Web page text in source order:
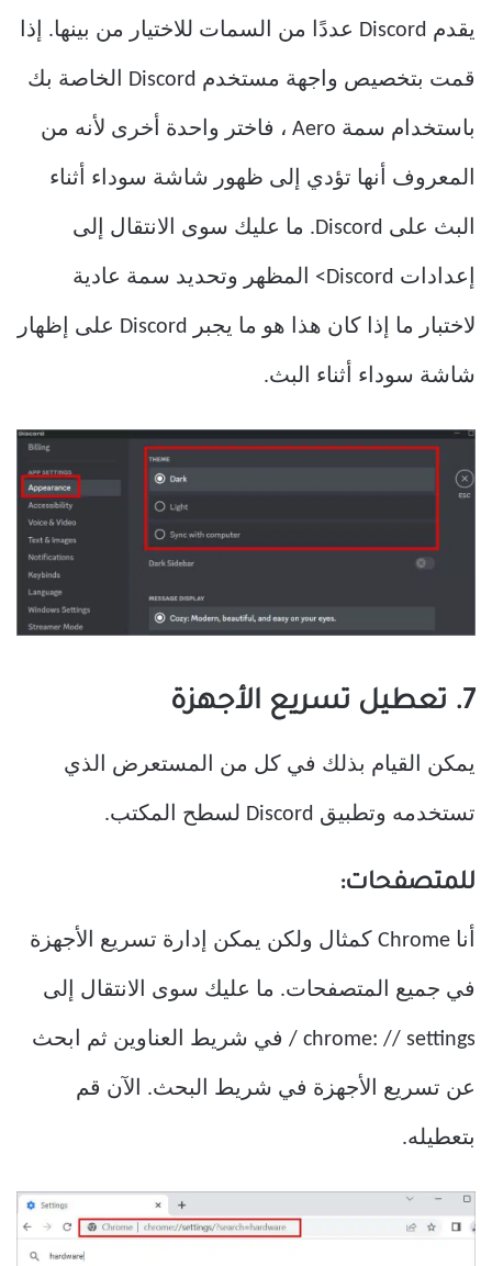
يقدم Discord عددًا من السمات للاختيار من بينها. إذا
قمت بتخصيص واجهة مستخدم Discord الخاصة بك
باستخدام سمة Aero ، فاختر واحدة أخرى لأنه من
المعروف أنها تؤدي إلى ظهور شاشة سوداء أثناء
البث على Discord. ما عليك سوى الانتقال إلى
إعدادات Discord> المظهر وتحديد سمة عادية
لاختبار ما إذا كان هذا هو ما يجبر Discord على إظهار
شاشة سوداء أثناء البث.
7. تعطيل تسريع الأجهزة
يمكن القيام بذلك في كل من المستعرض الذي
تستخدمه وتطبيق Discord لسطح المكتب.
للمتصفحات:
أنا Chrome كمثال ولكن يمكن إدارة تسريع الأجهزة
في جميع المتصفحات. ما عليك سوى الانتقال إلى
chrome: // settings / في شريط العناوين ثم ابحث
عن تسريع الأجهزة في شريط البحث. الآن قم
بتعطيله.